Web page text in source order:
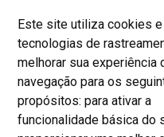
Este site utiliza cookies
tecnologias de
melhorar sua experiência
navegação para os
propósitos: para ativar a
funcionalidade básica do
Borges, 250 - 3º andar -